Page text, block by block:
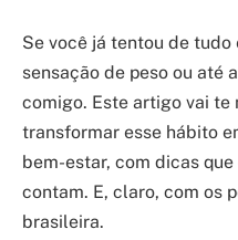
Se você já tentou de
sensação de peso ou até
comigo. Este artigo vai te
transformar esse hábito
bem-estar, com dicas que
contam. E, claro, com os
brasileira.